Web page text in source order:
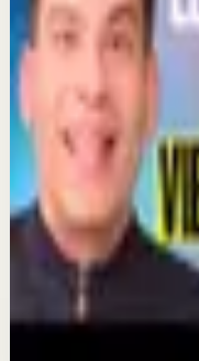
4 jul
Reset rápido
HOY SOMOS
Sesión profunda
La frecuencia de
reprogramar tu
Leyton